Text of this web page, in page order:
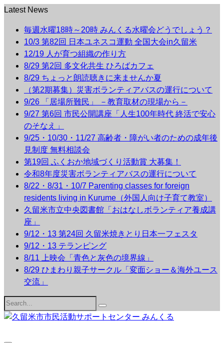
Latest News
毎週水曜18時～20時 みんくる水曜会どうでしょう？
10/3 第82回 日本ユネスコ運動 全国大会in久留米
12/19 人が育つ組織の作り方
8/29 第2回 多文化共生 ひろばカフェ
8/29 ちょっと朗読聴きに来ませんか夏
（第2期募集）災害ボランティアバスの運行について
9/26 「居場所難民」 －教育取材の現場から－
9/27 第6回 市民公開講座「人生100年時代 終活で安心
のそなえ」
9/25・10/30・11/27 高齢者・障がい者のための成年後
見制度 無料相談会
第19回 ふくおか地域づくり活動賞 大募集！
令和8年度災害ボランティアバスの運行について
8/22・8/31・10/7 Parenting classes for foreign
residents living in Kurume（外国人向け子育て教室）
久留米市立中央図書館「おはなしボランティア養成講
座」
9/12・13 第24回 久留米焼きとり日本一フェスタ
9/12・13 テランピング
8/11 上映会「青色と灰色の境界線」
8/29 ひまわり親子サークル「変面ショー＆海外ユース
交流」
Search
for: